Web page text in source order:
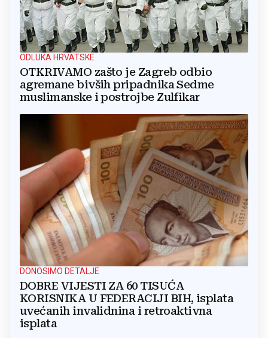
ODLUKA HRVATSKE
OTKRIVAMO zašto je Zagreb odbio
agremane bivših pripadnika Sedme
muslimanske i postrojbe Zulfikar
DONOSIMO DETALJE
DOBRE VIJESTI ZA 60 TISUĆA
KORISNIKA U FEDERACIJI BIH, isplata
uvećanih invalidnina i retroaktivna
isplata